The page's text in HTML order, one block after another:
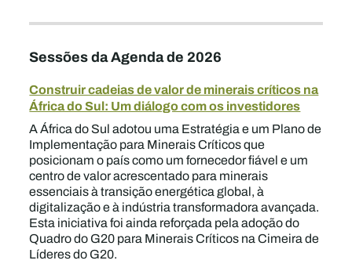
Sessões da Agenda de 2026
Construir cadeias de valor de minerais críticos na
África do Sul: Um diálogo com os investidores
A África do Sul adotou uma Estratégia e um Plano de
Implementação para Minerais Críticos que
posicionam o país como um fornecedor fiável e um
centro de valor acrescentado para minerais
essenciais à transição energética global, à
digitalização e à indústria transformadora avançada.
Esta iniciativa foi ainda reforçada pela adoção do
Quadro do G20 para Minerais Críticos na Cimeira de
Líderes do G20.